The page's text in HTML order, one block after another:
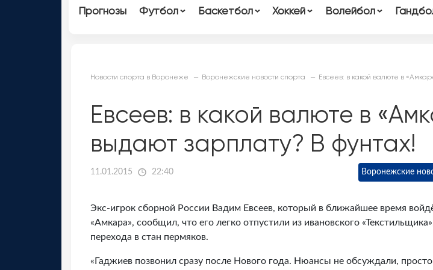
Прогнозы Футбол Баскетбол Хоккей Волейбол
Новости спорта в Воронеже Воронежские новости спорта Евсеев: в какой валюте в
Евсеев: в какой валюте в
выдают зарплату? В фунтах!
11.01.2015 22:40 Воронежские
Экс-игрок сборной России Вадим Евсеев, который в ближайшее время
«Амкара», сообщил, что его легко отпустили из ивановского
перехода в стан пермяков.
«Гаджиев позвонил сразу после Нового года. Нюансы не обсуждали, просто